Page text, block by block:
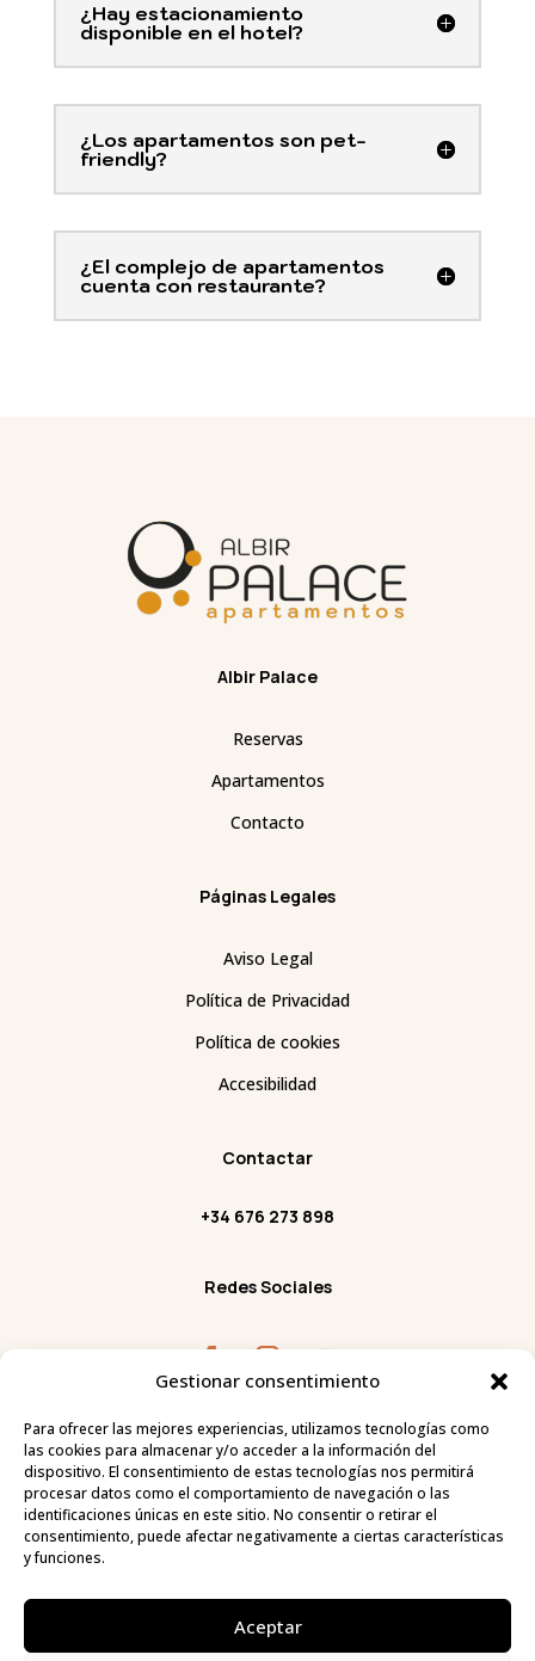
Gestionar consentimiento
Para ofrecer las mejores experiencias, utilizamos tecnologías como
las cookies para almacenar y/o acceder a la información del
dispositivo. El consentimiento de estas tecnologías nos permitirá
procesar datos como el comportamiento de navegación o las
identificaciones únicas en este sitio. No consentir o retirar el
consentimiento, puede afectar negativamente a ciertas características
y funciones.
Aceptar
¿Hay estacionamiento
disponible en el hotel?
¿Los apartamentos son pet-
friendly?
¿El complejo de apartamentos
cuenta con restaurante?
Albir Palace
Reservas
Apartamentos
Contacto
Páginas Legales
Aviso Legal
Política de Privacidad
Política de cookies
Accesibilidad
Contactar
+34 676 273 898
Redes Sociales
FacebookInstagramYoutube
 C/ Tauro 18, 03581 Albir,
Alicante.
PROGRAMA KIT DIGITAL COFINANCIADO POR LOS
FONDOS NEXT GENERATION (EU) DEL MECANISMO DE
RECUPERACIÓN Y RESILENCIA